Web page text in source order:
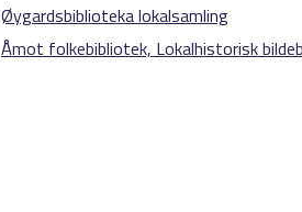
Øygardsbiblioteka lokalsamling
Åmot folkebibliotek, Lokalhistorisk